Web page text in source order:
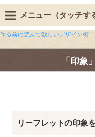
メニュー（タッチす
作る前に読んで欲しいデザイン術
「印象
リーフレットの印象